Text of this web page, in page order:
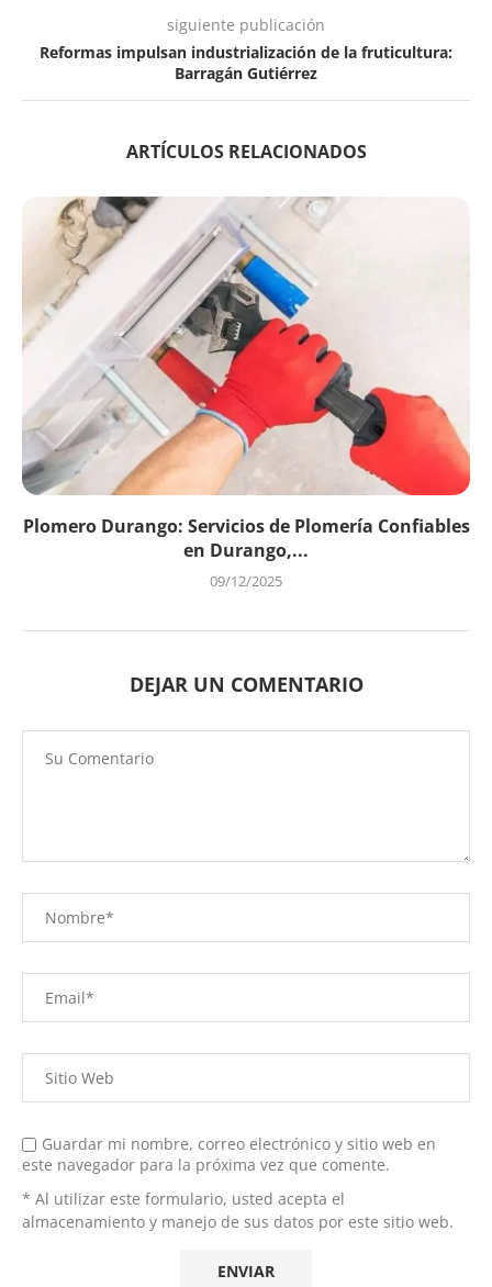
siguiente publicación
Reformas impulsan industrialización de la fruticultura:
Barragán Gutiérrez
ARTÍCULOS RELACIONADOS
Plomero Durango: Servicios de Plomería Confiables
en Durango,...
09/12/2025
DEJAR UN COMENTARIO
Guardar mi nombre, correo electrónico y sitio web en
este navegador para la próxima vez que comente.
* Al utilizar este formulario, usted acepta el
almacenamiento y manejo de sus datos por este sitio web.